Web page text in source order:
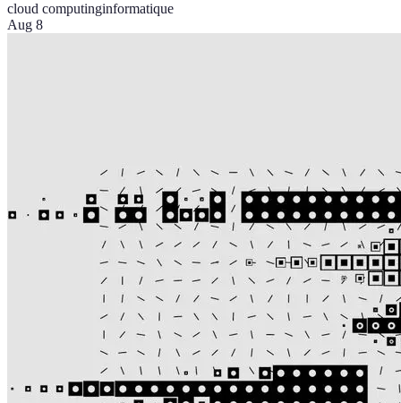
cloud computinginformatique
Aug 8